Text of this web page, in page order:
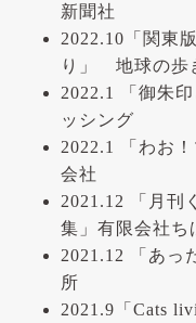
新聞社
2022.10「関東
り」 地球の歩
2022.1 「御朱
ッシング
2022.1 「わお
会社
2021.12 「月
集」有限会社ち
2021.12 「あ
所
2021.9「Cats